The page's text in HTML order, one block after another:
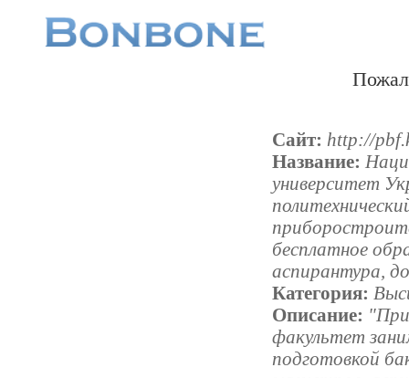
Сайт: http://
Название:
университет
бесплатное
аспирантура,
Категория:
Описание:
факультет
подготовкой